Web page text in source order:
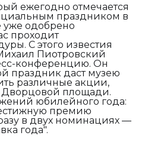
ежегодно отмечается
праздником в
уже одобрено
проходит
С этого известия
Пиотровский
конференцию. Он
праздник даст музею
различные акции,
площади.
юбилейного года:
премию
в двух номинациях —
года".